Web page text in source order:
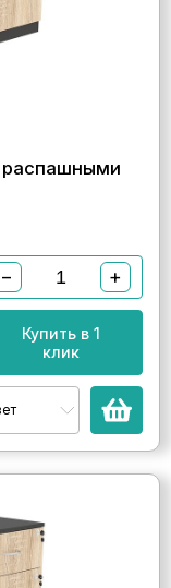
− +
Купить в 1
клик